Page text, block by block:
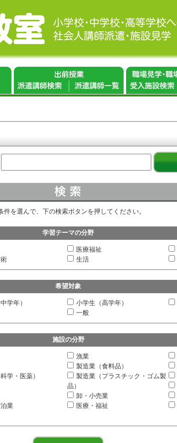
件を選んで、下の検索ボタンを押してください。
学習テーマの分野
医療福祉
生活
希望対象
学年） 小学生（高学年）
一般
施設の分野
漁業
製造業（食料品）
学・医薬）
製造業（プラスチック・ゴム製
品）
卸・小売業
業 医療・福祉